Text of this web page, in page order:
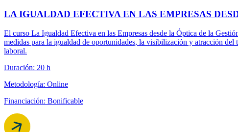
LA IGUALDAD EFECTIVA EN LAS EMPRESAS
El curso La Igualdad Efectiva en las Empresas desde la Óptica de la
medidas para la igualdad de oportunidades, la visibilización y atracción
laboral.
Duración: 20 h
Metodología: Online
Financiación: Bonificable